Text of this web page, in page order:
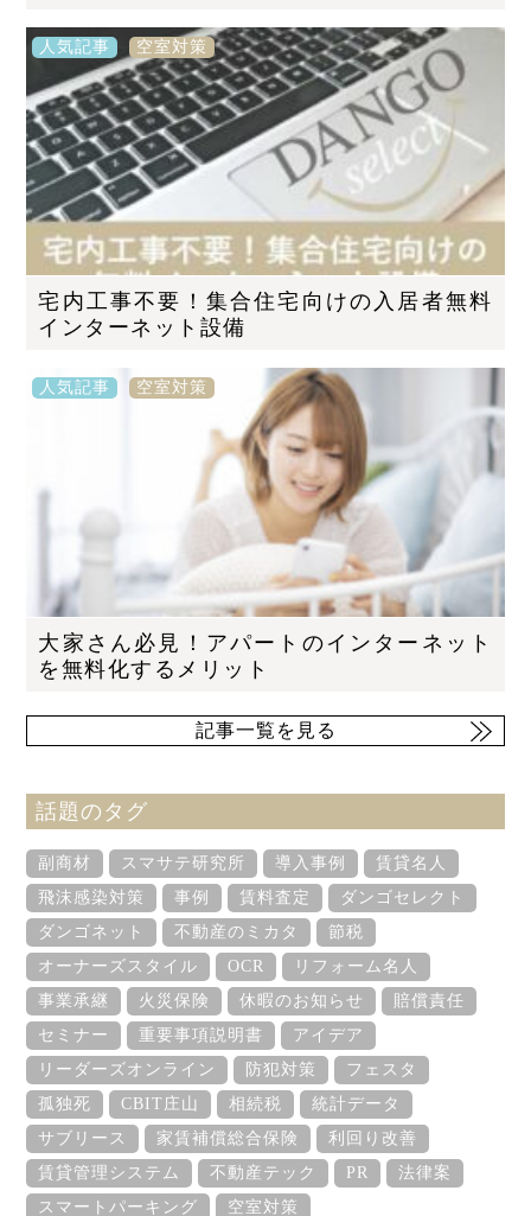
人気記事 空室対策
宅内工事不要！集合住宅向けの入居者無料
インターネット設備
人気記事 空室対策
大家さん必見！アパートのインターネット
を無料化するメリット
記事一覧を見る
話題のタグ
副商材 スマサテ研究所 導入事例
賃貸名人
飛沫感染対策
事例 賃料査定
ダンゴセレクト
ダンゴネット
不動産のミカタ
節税
オーナーズスタイル
OCR
リフォーム名人
事業承継
火災保険 休暇のお知らせ
賠償責任
セミナー
重要事項説明書
アイデア
リーダーズオンライン
防犯対策
フェスタ
孤独死
CBIT庄山 相続税
統計データ
サブリース
家賃補償総合保険
利回り改善
賃貸管理システム
不動産テック PR
法律案
スマートパーキング
空室対策